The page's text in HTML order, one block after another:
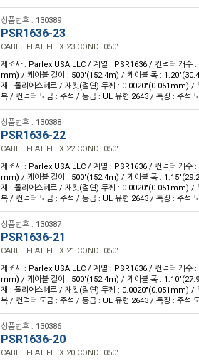
상품번호 : 130389
PSR1636-23
CABLE FLAT FLEX 23 COND .050"
제조사 : Parlex USA LLC / 계열 : PSR1636 / 컨덕터 개수
mm) / 케이블 길이 : 500'(152.4m) / 케이블 폭 :
재 : 폴리에스테르 / 재킷(절연) 두께 : 0.0020"(0.051mm) /
복 / 컨덕터 도금 : 주석 / 등급 : UL 유형 2643 / 특징 : 주석
상품번호 : 130388
PSR1636-22
CABLE FLAT FLEX 22 COND .050"
제조사 : Parlex USA LLC / 계열 : PSR1636 / 컨덕터 개수
mm) / 케이블 길이 : 500'(152.4m) / 케이블 폭 :
재 : 폴리에스테르 / 재킷(절연) 두께 : 0.0020"(0.051mm) /
복 / 컨덕터 도금 : 주석 / 등급 : UL 유형 2643 / 특징 : 주석
상품번호 : 130387
PSR1636-21
CABLE FLAT FLEX 21 COND .050"
제조사 : Parlex USA LLC / 계열 : PSR1636 / 컨덕터 개수
mm) / 케이블 길이 : 500'(152.4m) / 케이블 폭 :
재 : 폴리에스테르 / 재킷(절연) 두께 : 0.0020"(0.051mm) /
복 / 컨덕터 도금 : 주석 / 등급 : UL 유형 2643 / 특징 : 주석
상품번호 : 130386
PSR1636-20
CABLE FLAT FLEX 20 COND .050"